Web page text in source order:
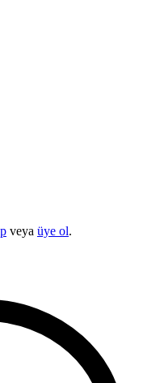
veya üye ol.